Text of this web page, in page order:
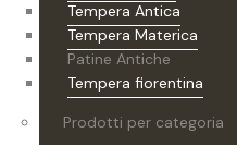
Tempera Antica
Tempera Materica
Patine Antiche
Tempera fiorentina
Prodotti per categoria